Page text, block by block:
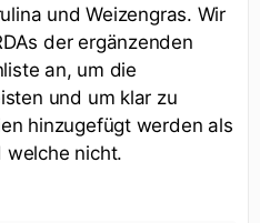
und Weizengras. Wir
der ergänzenden
an, um die
und um klar zu
hinzugefügt werden als
welche nicht.